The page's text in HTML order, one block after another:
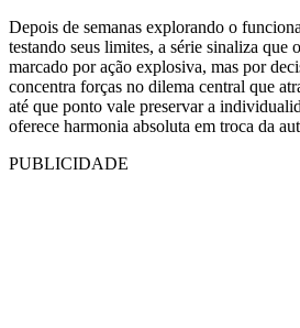
Depois de semanas explorando o
testando seus limites, a série sinaliza que
marcado por ação explosiva, mas por
concentra forças no dilema central que
até que ponto vale preservar a
oferece harmonia absoluta em troca da
PUBLICIDADE